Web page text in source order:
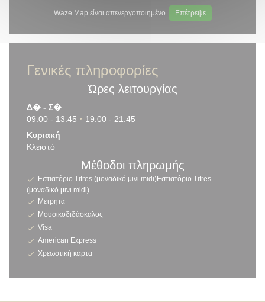
Waze Map είναι απενεργοποιημένο. Επέτρεψε
Γενικές πληροφορίες
Ώρες λειτουργίας
Δ� - Σ�
09:00 - 13:45 •
19:00 - 21:45
Κυριακή
Κλειστό
Μέθοδοι πληρωμής
Εστιατόριο Titres (μοναδικό μινι midi)Εστιατόριο Titres
(μοναδικό μινι midi)
Μετρητά
Μουσικοδιδάσκαλος
Visa
American Express
Χρεωστική κάρτα